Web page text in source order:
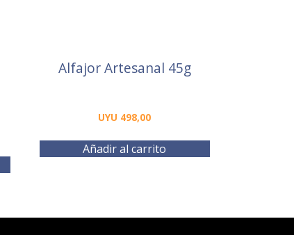
Alfajor Artesanal 45g
UYU 498,00
Añadir al carrito